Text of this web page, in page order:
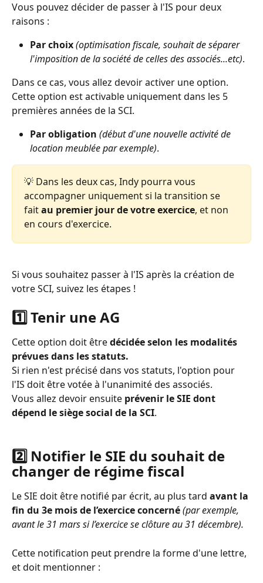
Vous pouvez décider de passer à l'IS pour deux
raisons :
Par choix(optimisation fiscale, souhait de séparer
l'imposition de la société de celles des associés...etc).
Dans ce cas, vous allez devoir activer une option.
Cette option est activable uniquement dans les 5
premières années de la SCI.
Par obligation (début d'une nouvelle activité de
location meublée par exemple).
💡 Dans les deux cas, Indy pourra vous
accompagner uniquement si la transition se
fait au premier jour de votre exercice, et non
en cours d'exercice.
Si vous souhaitez passer à l'IS après la création de
votre SCI, suivez les étapes !
1️⃣ Tenir une AG
Cette option doit être décidée selon les modalités
prévues dans les statuts.
Si rien n'est précisé dans vos statuts, l'option pour
l'IS doit être votée à l'unanimité des associés.
Vous allez devoir ensuite prévenir le SIE dont
dépend le siège social de la SCI.
2️⃣ Notifier le SIE du souhait de
changer de régime fiscal
Le SIE doit être notifié par écrit, au plus tard avant la
fin du 3e mois de l’exercice concerné(par exemple,
avant le 31 mars si l’exercice se clôture au 31 décembre).
Cette notification peut prendre la forme d'une lettre,
et doit mentionner :